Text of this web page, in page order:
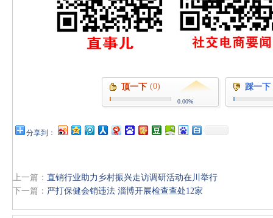
顶一下 (0)
0.00%
踩一下
分享到：
上一篇： 直销行业助力乡村振兴走访调研活动在川举行
下一篇： 严打保健会销违法 淄博开展检查查处12家